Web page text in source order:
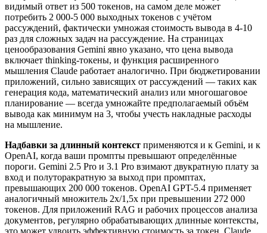
видимый ответ из 500 токенов, на самом деле может
потребить 2 000-5 000 выходных токенов с учётом
рассуждений, фактически умножая стоимость вывода в 4-10
раз для сложных задач на рассуждение. На страницах
ценообразования Gemini явно указано, что цена вывода
включает thinking-токены, и функция расширенного
мышления Claude работает аналогично. При бюджетировании
приложений, сильно зависящих от рассуждений — таких как
генерация кода, математический анализ или многошаговое
планирование — всегда умножайте предполагаемый объём
вывода как минимум на 3, чтобы учесть накладные расходы
на мышление.
Надбавки за длинный контекст применяются и к Gemini, и к
OpenAI, когда ваши промпты превышают определённые
пороги. Gemini 2.5 Pro и 3.1 Pro взимают двукратную плату за
вход и полуторакратную за выход при промптах,
превышающих 200 000 токенов. OpenAI GPT-5.4 применяет
аналогичный множитель 2x/1,5x при превышении 272 000
токенов. Для приложений RAG и рабочих процессов анализа
документов, регулярно обрабатывающих длинные контексты,
это может удвоить эффективную стоимость за токен. Claude,